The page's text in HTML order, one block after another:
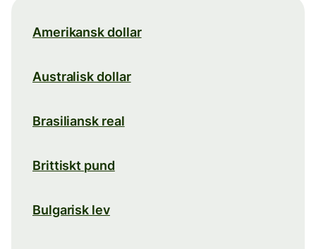
Amerikansk dollar
Australisk dollar
Brasiliansk real
Brittiskt pund
Bulgarisk lev